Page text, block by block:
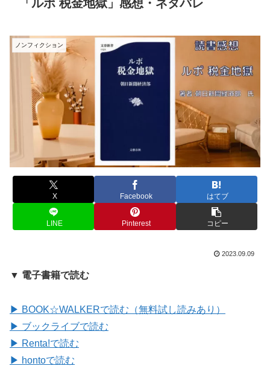
「ルポ 税金地獄」感想・ネタバレ
ノンフィクション
X Facebook はてブ
LINE Pinterest コピー
2023.09.09
▼ 電子書籍で読む
▶ BOOK☆WALKERで読む（無料試し読みあり）
▶ ブックライブで読む
▶ Renta!で読む
▶ hontoで読む